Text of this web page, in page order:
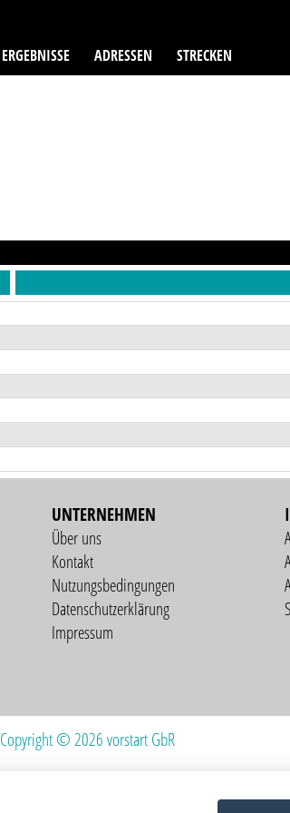
ERGEBNISSE ADRESSEN STRECKEN
UNTERNEHMEN
Über uns
Kontakt
Nutzungsbedingungen
Datenschutzerklärung
Impressum
Copyright © 2026 vorstart GbR